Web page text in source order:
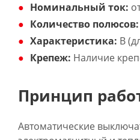
Номинальный ток:
Количество полюсов:
Характеристика: B
Крепеж: Наличие
Принцип
Автоматические